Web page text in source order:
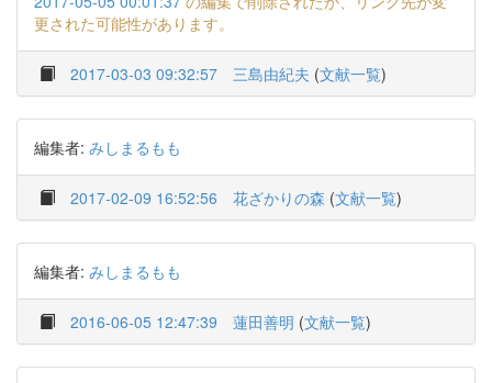
更された可能性があります。
2017-03-03 09:32:57 三島由紀夫 (文献一覧)
編集者: みしまるもも
2017-02-09 16:52:56 花ざかりの森 (文献一覧)
編集者: みしまるもも
2016-06-05 12:47:39 蓮田善明 (文献一覧)